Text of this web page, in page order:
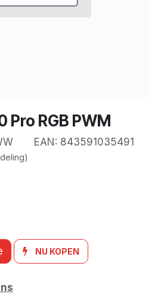
Pro RGB PWM
EAN: 843591035491
NU KOPEN